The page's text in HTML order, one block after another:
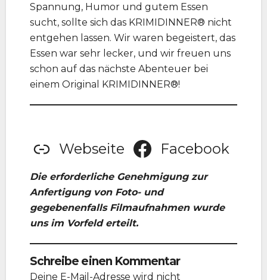
Spannung, Humor und gutem Essen
sucht, sollte sich das KRIMIDINNER® nicht
entgehen lassen. Wir waren begeistert, das
Essen war sehr lecker, und wir freuen uns
schon auf das nächste Abenteuer bei
einem Original KRIMIDINNER®!
Webseite Facebook
Die erforderliche Genehmigung zur
Anfertigung von Foto- und
gegebenenfalls Filmaufnahmen wurde
uns im Vorfeld erteilt.
Schreibe einen Kommentar
Deine E-Mail-Adresse wird nicht